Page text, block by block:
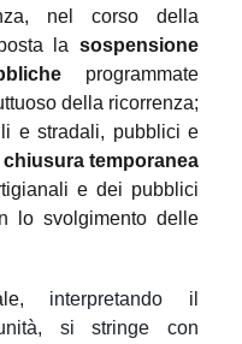
nel corso della
la sospensione
programmate
della ricorrenza;
e stradali, pubblici e
chiusura temporanea
e dei pubblici
lo svolgimento delle
, interpretando il
si stringe con